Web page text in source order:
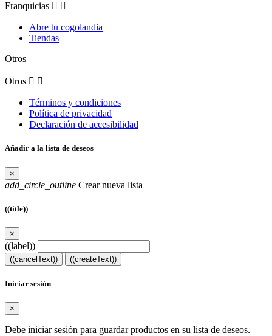
Franquicias  
Abre tu cogolandia
Tiendas
Otros
Otros  
Términos y condiciones
Política de privacidad
Declaración de accesibilidad
Añadir a la lista de deseos
×
add_circle_outline Crear nueva lista
((title))
×
((label))
((cancelText)) ((createText))
Iniciar sesión
×
Debe iniciar sesión para guardar productos en su lista de deseos.